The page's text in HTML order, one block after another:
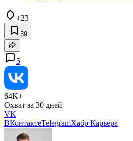
+23
39
5
64K+
Охват за 30 дней
VK
ВКонтактеTelegramХабр Карьера